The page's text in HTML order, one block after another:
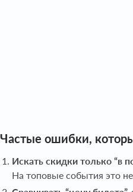
Частые ошибки,
Искать скидки только “в
На топовые события это